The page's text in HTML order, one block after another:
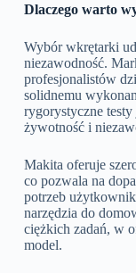
Dlaczego warto
Wybór wkrętarki
niezawodność.
profesjonalistów
solidnemu
rygorystyczne testy
żywotność i
Makita oferuje
co pozwala na
potrzeb
narzędzia do
ciężkich zadań, w
model.